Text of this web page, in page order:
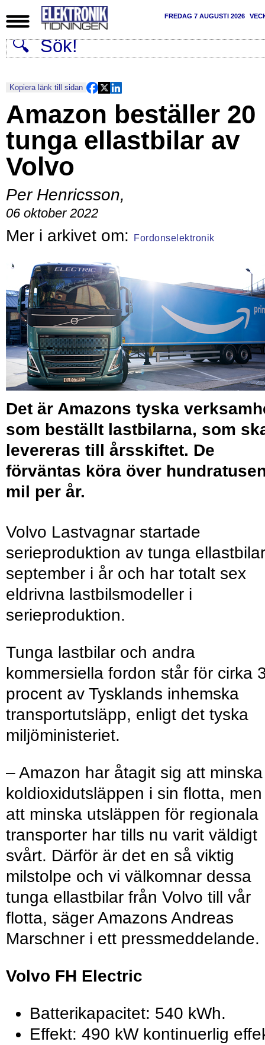
FREDAG 7 AUGUSTI 2026
Kopiera länk till sidan
Amazon beställer 20
tunga ellastbilar av
Volvo
Per Henricsson,
06 oktober 2022
Fordonselektronik
Det är Amazons tyska
som beställt lastbilarna, som
levereras till årsskiftet. De
förväntas köra över
mil per år.
Volvo Lastvagnar startade
serieproduktion av tunga
september i år och har totalt sex
eldrivna lastbilsmodeller i
serieproduktion.
Tunga lastbilar och andra
kommersiella fordon står för cirka
procent av Tysklands inhemska
transportutsläpp, enligt det tyska
miljöministeriet.
– Amazon har åtagit sig att minska
koldioxidutsläppen i sin flotta, men
att minska utsläppen för regionala
transporter har tills nu varit väldigt
svårt. Därför är det en så viktig
milstolpe och vi välkomnar dessa
tunga ellastbilar från Volvo till vår
flotta, säger Amazons Andreas
Marschner i ett pressmeddelande.
Volvo FH Electric
Batterikapacitet: 540 kWh.
Effekt: 490 kW kontinuerlig